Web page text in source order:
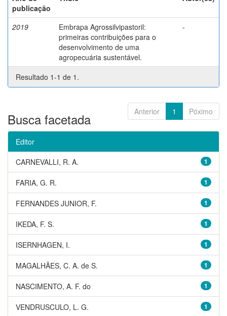
publicação
2019
Embrapa Agrossilvipastoril:
primeiras contribuições para o
desenvolvimento de uma
agropecuária sustentável.
-
Resultado 1-1 de 1.
Anterior 1 Póximo
Busca facetada
Editor
1
CARNEVALLI, R. A.
1
FARIA, G. R.
1
FERNANDES JUNIOR, F.
1
IKEDA, F. S.
1
ISERNHAGEN, I.
1
MAGALHÃES, C. A. de S.
1
NASCIMENTO, A. F. do
1
VENDRUSCULO, L. G.